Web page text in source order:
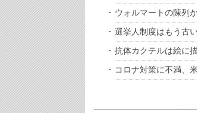
ウォルマートの陳列
選挙人制度はもう古
抗体カクテルは絵に
コロナ対策に不満、